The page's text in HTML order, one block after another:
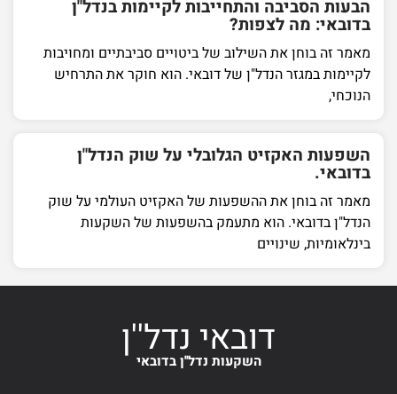
הבעות הסביבה והתחייבות לקיימות בנדל"ן
בדובאי: מה לצפות?
מאמר זה בוחן את השילוב של ביטויים סביבתיים ומחויבות
לקיימות במגזר הנדל"ן של דובאי. הוא חוקר את התרחיש
הנוכחי,
השפעות האקזיט הגלובלי על שוק הנדל"ן
בדובאי.
מאמר זה בוחן את ההשפעות של האקזיט העולמי על שוק
הנדל"ן בדובאי. הוא מתעמק בהשפעות של השקעות
בינלאומיות, שינויים
דובאי נדל''ן
השקעות נדל''ן בדובאי